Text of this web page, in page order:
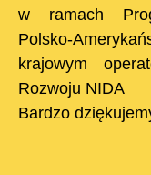
w ramach
Polsko-
krajowym
Rozwoju NIDA
Bardzo